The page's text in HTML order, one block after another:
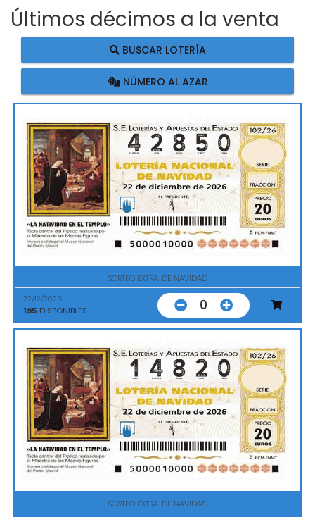
Últimos décimos a la venta
BUSCAR LOTERÍA
NÚMERO AL AZAR
SORTEO EXTRA. DE NAVIDAD
22/12/2026
195 DISPONIBLES 0
SORTEO EXTRA. DE NAVIDAD